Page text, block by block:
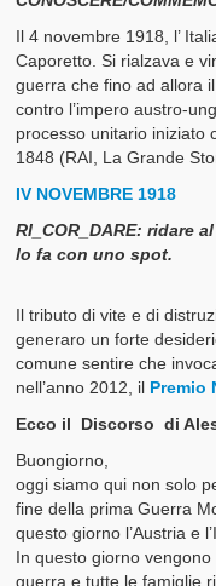
Il 4 novembre 1918, l’
Caporetto. Si rialzava e
guerra che fino ad allora
contro l’impero austro-
processo unitario iniziato
1848 (RAI, La Grande
IV NOVEMBRE 1918
RI_COR_DARE: ridare
lo fa con uno spot.
Il tributo di vite e di
generaro un forte
comune sentire che
nell’anno 2012, il Premio
Ecco il Discorso di
Buongiorno,
oggi siamo qui non solo
fine della prima Guerra
questo giorno l’Austria e
In questo giorno
guerra e tutte le famiglie